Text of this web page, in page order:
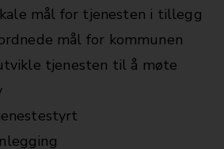
mål for tjenesten i tillegg
mål for kommunen
tjenesten til å møte